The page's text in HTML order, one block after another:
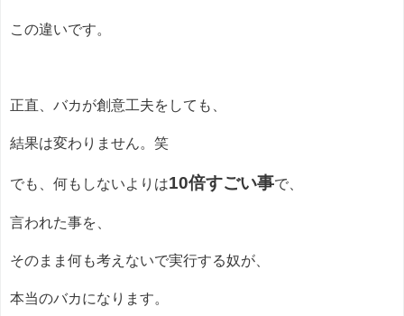
この違いです。
正直、バカが創意工夫をしても、
結果は変わりません。笑
でも、何もしないよりは10倍すごい事で、
言われた事を、
そのまま何も考えないで実行する奴が、
本当のバカになります。